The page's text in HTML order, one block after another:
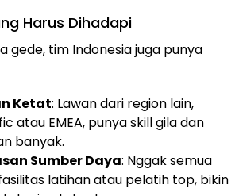
Harus Dihadapi
gede, tim Indonesia juga punya
Ketat: Lawan dari region lain,
atau EMEA, punya skill gila dan
banyak.
Sumber Daya: Nggak semua
latihan atau pelatih top, bikin